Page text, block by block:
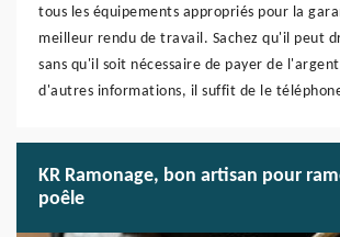
tous les équipements appropriés pour la
meilleur rendu de travail. Sachez qu'il peut
sans qu'il soit nécessaire de payer de
d'autres informations, il suffit de le
KR Ramonage, bon artisan pour
poêle